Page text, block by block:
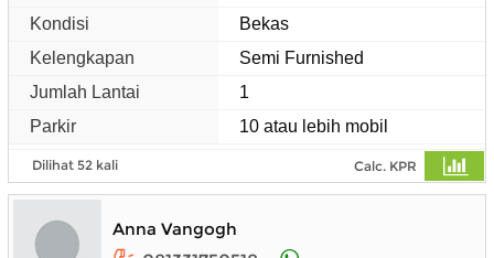
Kondisi
Bekas
Kelengkapan
Semi Furnished
Jumlah Lantai
1
Parkir
10 atau lebih mobil
Dilihat 52 kali Calc. KPR
Anna Vangogh